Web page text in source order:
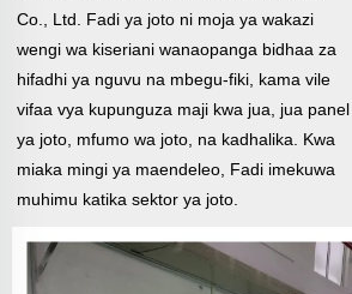
Co., Ltd. Fadi ya joto ni moja ya wakazi
wengi wa kiseriani wanaopanga bidhaa za
hifadhi ya nguvu na mbegu-fiki, kama vile
vifaa vya kupunguza maji kwa jua, jua panel
ya joto, mfumo wa joto, na kadhalika. Kwa
miaka mingi ya maendeleo, Fadi imekuwa
muhimu katika sektor ya joto.